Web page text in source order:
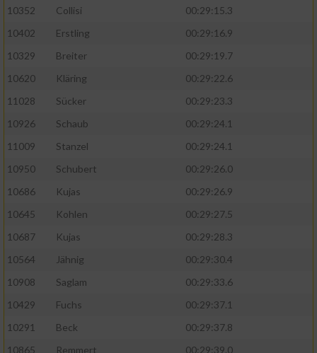
10352
Collisi
00:29:15.3
10402
Erstling
00:29:16.9
10329
Breiter
00:29:19.7
10620
Kläring
00:29:22.6
11028
Sücker
00:29:23.3
10926
Schaub
00:29:24.1
11009
Stanzel
00:29:24.1
10950
Schubert
00:29:26.0
10686
Kujas
00:29:26.9
10645
Kohlen
00:29:27.5
10687
Kujas
00:29:28.3
10564
Jähnig
00:29:30.4
10908
Saglam
00:29:33.6
10429
Fuchs
00:29:37.1
10291
Beck
00:29:37.8
10865
Remmert
00:29:39.0